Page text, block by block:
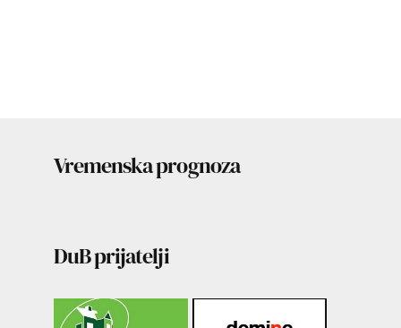
Vremenska prognoza
DuB prijatelji